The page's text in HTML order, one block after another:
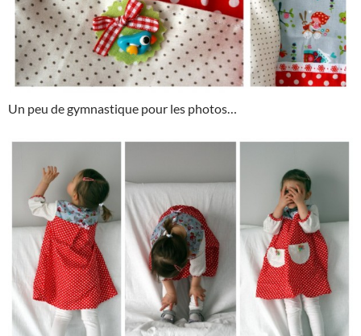
Un peu de gymnastique pour les photos…